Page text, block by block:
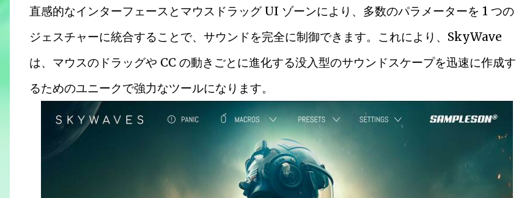
直感的なインターフェースとマウスドラッグ UI ゾーンにより、多数のパラメーターを 1 つの
ジェスチャーに統合することで、サウンドを完全に制御できます。これにより、SkyWave
は、マウスのドラッグや CC の動きごとに進化する没入型のサウンドスケープを迅速に作成す
るためのユニークで強力なツールになります。